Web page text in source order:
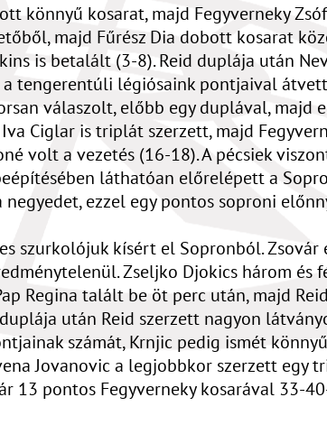
könnyű kosarat, majd Fegyverneky
majd Fűrész Dia dobott kosarat
is betalált (3-8). Reid duplája után
tengerentúli légiósaink pontjaival
válaszolt, előbb egy duplával, majd
Ciglar is triplát szerzett, majd
volt a vezetés (16-18). A pécsiek
láthatóan előrelépett a
ezzel egy pontos soproni
szurkolójuk kísért el Sopronból.
Zseljko Djokics három és
Regina talált be öt perc után, majd
után Reid szerzett nagyon
számát, Krnjic pedig ismét
Jovanovic a legjobbkor szerzett egy
13 pontos Fegyverneky kosarával 33-